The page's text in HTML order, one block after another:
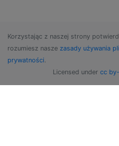
Korzystając z naszej strony
rozumiesz nasze zasady używania
prywatności.
Licensed under cc